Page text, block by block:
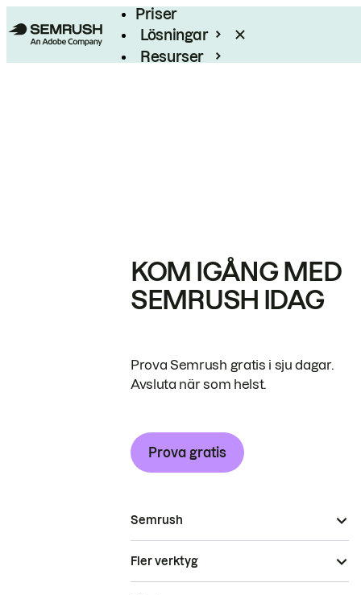
Priser
Lösningar
Resurser
KOM IGÅNG MED
SEMRUSH IDAG
Prova Semrush gratis i sju dagar.
Avsluta när som helst.
Prova gratis
Semrush
Fler verktyg